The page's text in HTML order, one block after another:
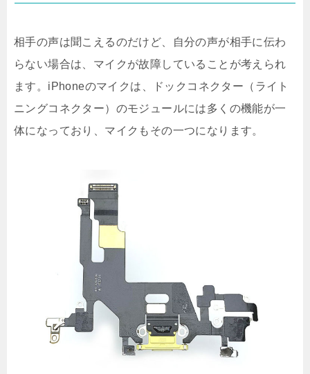
相手の声は聞こえるのだけど、自分の声が相手に伝わ
らない場合は、マイクが故障していることが考えられ
ます。iPhoneのマイクは、ドックコネクター（ライト
ニングコネクター）のモジュールには多くの機能が一
体になっており、マイクもその一つになります。